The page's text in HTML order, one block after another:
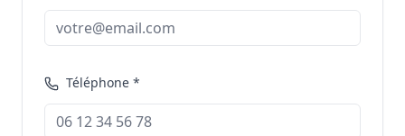
Téléphone *